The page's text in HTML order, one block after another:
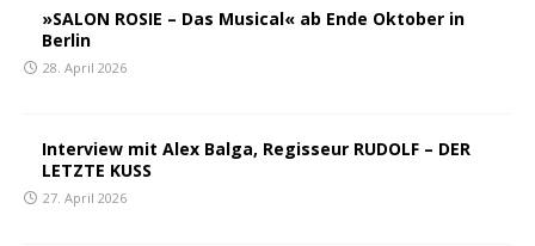
»SALON ROSIE – Das Musical« ab Ende Oktober in
Berlin
28. April 2026
Interview mit Alex Balga, Regisseur RUDOLF – DER
LETZTE KUSS
27. April 2026